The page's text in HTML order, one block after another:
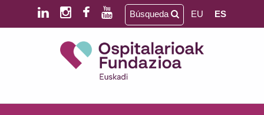
Saltar al contenido principal
Saltar al pie de página
SALUD MENTAL | DISCAPACIDAD INTELECTUAL | NEURORREHABILITACIÓN Y DAÑO CEREBRAL | PERSONA MAYOR
Búsqueda EU ES